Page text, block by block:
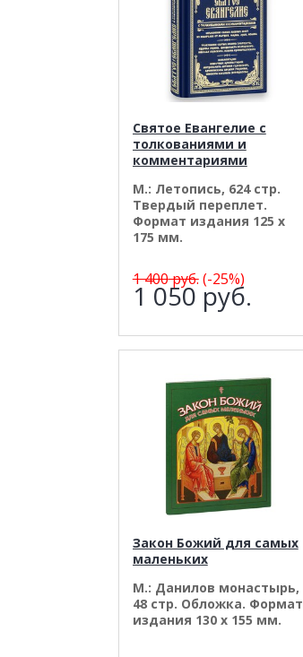
Святое Евангелие с
толкованиями и
комментариями
М.: Летопись, 624 стр.
Твердый переплет.
Формат издания 125 х
175 мм.
1 400руб.(-25%)
1 050руб.
Закон Божий для самых
маленьких
М.: Данилов монастырь,
48 стр. Обложка. Формат
издания 130 х 155 мм.